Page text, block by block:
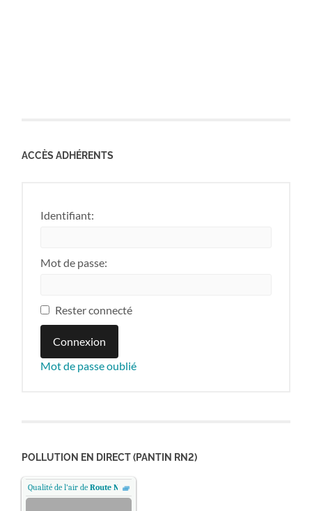
ACCÈS ADHÉRENTS
Identifiant:
Mot de passe:
Rester connecté
Connexion
Mot de passe oublié
POLLUTION EN DIRECT (PANTIN RN2)
Qualité de l'air deRoute Nationale 2 - Pantin, Paris